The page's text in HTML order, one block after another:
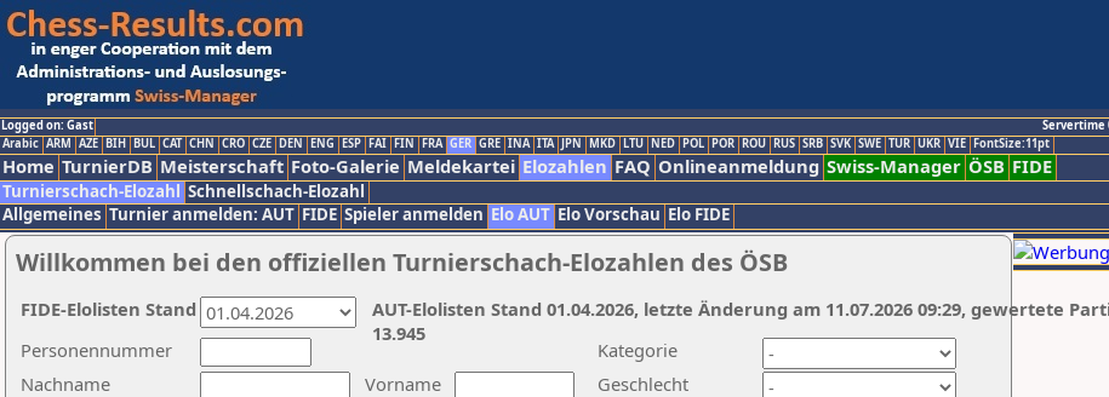
Logged on: Gast
Servertime
Arabic ARM AZE BIH BUL CAT CHN CRO CZE DEN ENG ESP FAI FIN FRA GER GRE INA ITA JPN MKD LTU NED POL POR ROU RUS SRB SVK SWE TUR UKR VIE FontSize:11pt
Home TurnierDB Meisterschaft Foto-Galerie Meldekartei Elozahlen FAQ Onlineanmeldung Swiss-Manager ÖSB FIDE
Turnierschach-Elozahl Schnellschach-Elozahl
Allgemeines Turnier anmelden: AUT FIDE Spieler anmelden Elo AUT Elo Vorschau Elo FIDE
Willkommen bei den offiziellen Turnierschach-Elozahlen des ÖSB
Nachname
Vorname
Kategorie
Personennummer
Geschlecht
AUT-Elolisten Stand 01.04.2026, letzte Änderung am 11.07.2026 09:29, gewertete
13.945
FIDE-Elolisten Stand